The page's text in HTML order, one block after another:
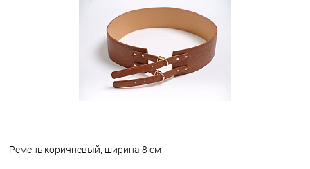
В наличии
Ремень коричневый, ширина 8 см